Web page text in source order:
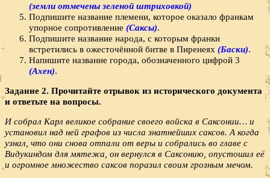
(земли отмечены зеленой штриховкой)
Подпишите название племени, которое оказало франкам
упорное сопротивление (Саксы).
Подпишите название народа, с которым франки
встретились в ожесточённой битве в Пиренеях (Баски).
Напишите название города, обозначенного цифрой 3
(Ахен).
Задание 2. Прочитайте отрывок из исторического документа
и ответьте на вопросы.
И собрал Карл великое собрание своего войска в Саксонии… и
установил над ней графов из числа знатнейших саксов. А когда
узнал, что они снова отпали от веры и собрались во главе с
Видукиндом для мятежа, он вернулся в Саксонию, опустошил её
и огромное множество саксов поразил своим грозным мечом.